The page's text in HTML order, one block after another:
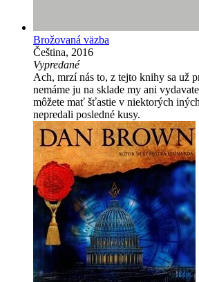
Brožovaná väzba
Čeština, 2016
Vypredané
Ach, mrzí nás to, z tejto knihy sa už
nemáme ju na sklade my ani
môžete mať šťastie v niektorých
nepredali posledné kusy.